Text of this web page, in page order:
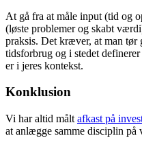
At gå fra at måle input (tid og
(løste problemer og skabt
praksis. Det kræver, at man tør
tidsforbrug og i stedet
er i jeres kontekst.
Konklusion
Vi har altid målt afkast på
at anlægge samme disciplin på